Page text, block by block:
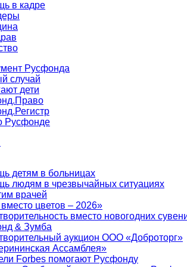
в кадре
Русфонда
случай
дети
Русфонде
детям в больницах
людям в чрезвычайных ситуациях
врачей
цветов – 2026»
вместо новогодних
& Зумба
аукцион ООО «Доброторг»
Ассамблея»
Forbes помогают Русфонду